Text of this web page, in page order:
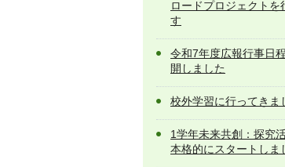
ロードプロジェクトを
す
令和7年度広報行事日
開しました
校外学習に行ってきま
1学年未来共創：探究
本格的にスタートしま